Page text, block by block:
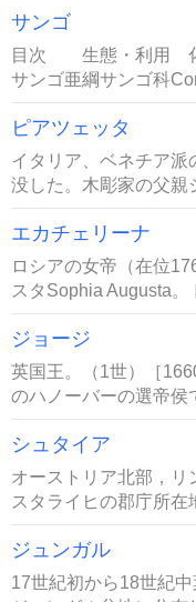
サンゴ
目次 生態・利用 化
サンゴ亜綱サンゴ科
ピアツェッタ
イタリア、ベネチア
没した。木彫家の父親
エカチェリーナ
ロシアの女帝（在位
スタSophia Augusta。
ジョージ
英国王。（1世）［
のハノーバーの選帝侯
シュタイア
オーストリア北部，リ
スタライヒの郡庁所在
ジュンガル
17世紀初から18世紀